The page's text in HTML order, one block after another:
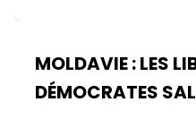
MOLDAVIE : LES
DÉMOCRATES